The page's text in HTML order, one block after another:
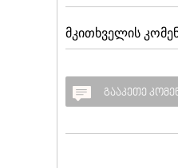
მკითხველის
გააკეთე